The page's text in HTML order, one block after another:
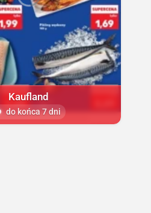
Kaufland
do końca 7 dni